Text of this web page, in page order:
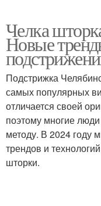
Челка
Новые
Подстрижка
самых популярных
отличается своей
поэтому многие
методу. В 2024 году
трендов и
шторки.